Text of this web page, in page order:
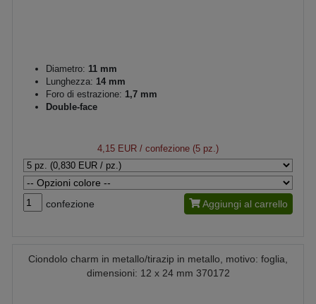
Diametro: 11 mm
Lunghezza: 14 mm
Foro di estrazione: 1,7 mm
Double-face
4,15 EUR / confezione (5 pz.)
confezione Aggiungi al carrello
Ciondolo charm in metallo/tirazip in metallo, motivo: foglia,
dimensioni: 12 x 24 mm 370172